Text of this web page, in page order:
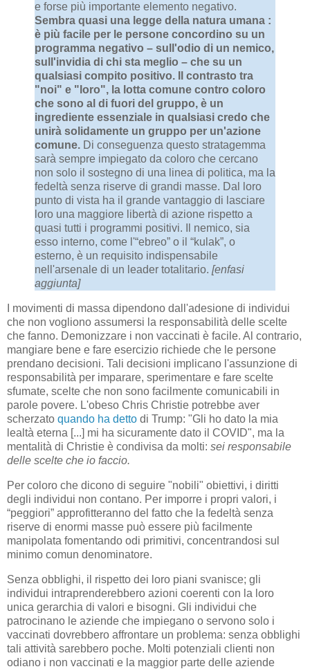
e forse più importante elemento negativo.
Sembra quasi una legge della natura umana :
è più facile per le persone concordino su un
programma negativo – sull'odio di un nemico,
sull'invidia di chi sta meglio – che su un
qualsiasi compito positivo. Il contrasto tra
"noi" e "loro", la lotta comune contro coloro
che sono al di fuori del gruppo, è un
ingrediente essenziale in qualsiasi credo che
unirà solidamente un gruppo per un'azione
comune. Di conseguenza questo stratagemma
sarà sempre impiegato da coloro che cercano
non solo il sostegno di una linea di politica, ma la
fedeltà senza riserve di grandi masse. Dal loro
punto di vista ha il grande vantaggio di lasciare
loro una maggiore libertà di azione rispetto a
quasi tutti i programmi positivi. Il nemico, sia
esso interno, come l'“ebreo” o il “kulak”, o
esterno, è un requisito indispensabile
nell'arsenale di un leader totalitario. [enfasi
aggiunta]
I movimenti di massa dipendono dall'adesione di individui
che non vogliono assumersi la responsabilità delle scelte
che fanno. Demonizzare i non vaccinati è facile. Al contrario,
mangiare bene e fare esercizio richiede che le persone
prendano decisioni. Tali decisioni implicano l'assunzione di
responsabilità per imparare, sperimentare e fare scelte
sfumate, scelte che non sono facilmente comunicabili in
parole povere. L'obeso Chris Christie potrebbe aver
scherzato quando ha detto di Trump: "Gli ho dato la mia
lealtà eterna [...] mi ha sicuramente dato il COVID", ma la
mentalità di Christie è condivisa da molti: sei responsabile
delle scelte che io faccio.
Per coloro che dicono di seguire "nobili" obiettivi, i diritti
degli individui non contano. Per imporre i propri valori, i
“peggiori” approfitteranno del fatto che la fedeltà senza
riserve di enormi masse può essere più facilmente
manipolata fomentando odi primitivi, concentrandosi sul
minimo comun denominatore.
Senza obblighi, il rispetto dei loro piani svanisce; gli
individui intraprenderebbero azioni coerenti con la loro
unica gerarchia di valori e bisogni. Gli individui che
patrocinano le aziende che impiegano o servono solo i
vaccinati dovrebbero affrontare un problema: senza obblighi
tali attività sarebbero poche. Molti potenziali clienti non
odiano i non vaccinati e la maggior parte delle aziende